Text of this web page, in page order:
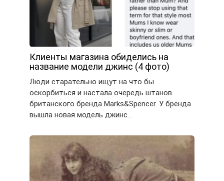
Клиенты магазина обиделись на
название модели джинс (4 фото)
Люди старательно ищут на что бы
оскорбиться и настала очередь штанов
британского бренда Marks&Spencer. У бренда
вышла новая модель джинс…